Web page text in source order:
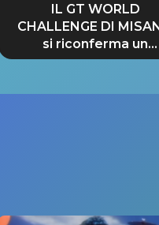
IL GT WORLD
CHALLENGE DI
si riconferma un
GRANDE